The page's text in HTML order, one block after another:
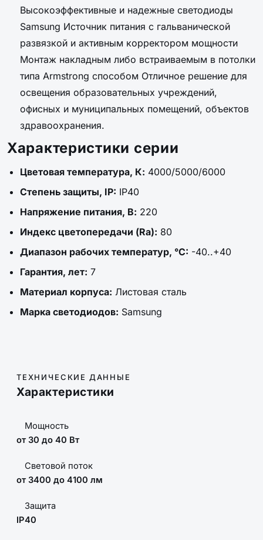
Высокоэффективные и надежные светодиоды
Samsung Источник питания с гальванической
развязкой и активным корректором мощности
Монтаж накладным либо встраиваемым в потолки
типа Armstrong способом Отличное решение для
освещения образовательных учреждений,
офисных и муниципальных помещений, объектов
здравоохранения.
Характеристики серии
Цветовая температура, К: 4000/5000/6000
Степень защиты, IP: IP40
Напряжение питания, В: 220
Индекс цветопередачи (Ra): 80
Диапазон рабочих температур, °C: -40..+40
Гарантия, лет: 7
Материал корпуса: Листовая сталь
Марка светодиодов: Samsung
ТЕХНИЧЕСКИЕ ДАННЫЕ
Характеристики
Мощность
от 30 до 40 Вт
Световой поток
от 3400 до 4100 лм
Защита
IP40